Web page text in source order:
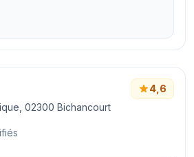
02300 Bichancourt
4,6